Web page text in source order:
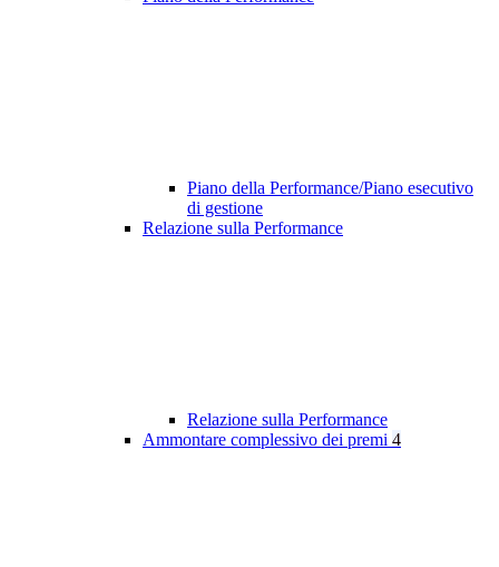
Piano della Performance/Piano esecutivo
di gestione
Relazione sulla Performance
Relazione sulla Performance
Ammontare complessivo dei premi 4